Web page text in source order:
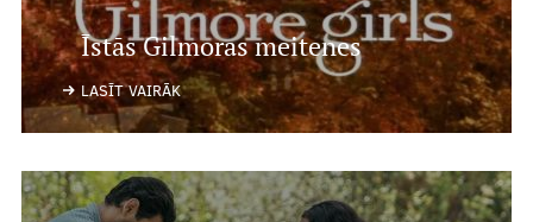
Īstās Gilmoras meitenes
LASĪT VAIRĀK